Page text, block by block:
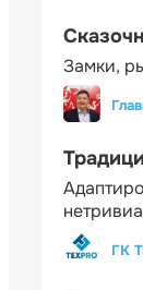
Замки,
ГК